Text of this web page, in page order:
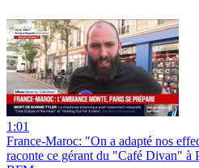
1:01
France-Maroc: "On a adapté nos
raconte ce gérant du "Café Divan" à